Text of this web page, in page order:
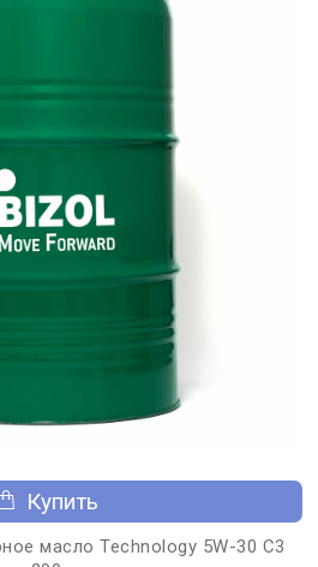
Купить
масло Technology 5W-30 C3